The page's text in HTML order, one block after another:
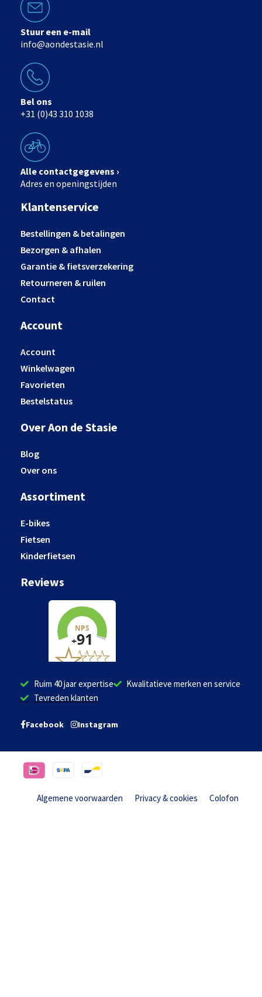
Stuur een e-mail
info@aondestasie.nl
Bel ons
+31 (0)43 310 1038
Alle contactgegevens ›
Adres en openingstijden
Klantenservice
Bestellingen & betalingen
Bezorgen & afhalen
Garantie & fietsverzekering
Retourneren & ruilen
Contact
Account
Account
Winkelwagen
Favorieten
Bestelstatus
Over Aon de Stasie
Blog
Over ons
Assortiment
E-bikes
Fietsen
Kinderfietsen
Reviews
Ruim 40 jaar expertise
Kwalitatieve merken en service
Tevreden klanten
Facebook Instagram
Algemene voorwaarden Privacy & cookies Colofon